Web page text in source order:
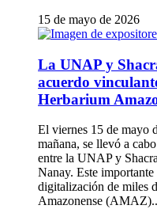
15 de mayo de 2026
La UNAP y
acuerdo
Herbarium
El viernes 15 de mayo
mañana, se llevó a
entre la UNAP y
Nanay. Este
digitalización de miles
Amazonense